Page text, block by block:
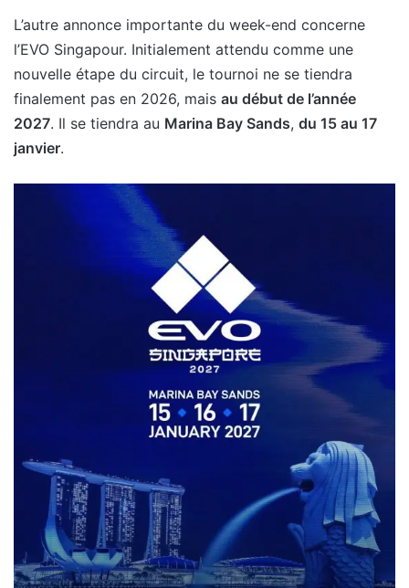
L’autre annonce importante du week-end concerne
l’EVO Singapour. Initialement attendu comme une
nouvelle étape du circuit, le tournoi ne se tiendra
finalement pas en 2026, mais au début de l’année
2027. Il se tiendra au Marina Bay Sands, du 15 au 17
janvier.